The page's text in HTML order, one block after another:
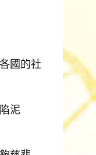
國的社
泥